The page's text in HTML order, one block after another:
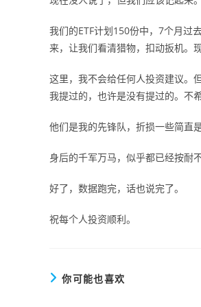
我们的ETF计划150份中，7个月过
来，让我们看清猎物，扣动扳机。
这里，我不会给任何人投资建议。
我提过的，也许是没有提过的。不
他们是我的先锋队，折损一些简直
身后的千军万马，似乎都已经按耐
好了，数据跑完，话也说完了。
祝每个人投资顺利。
你可能也喜欢